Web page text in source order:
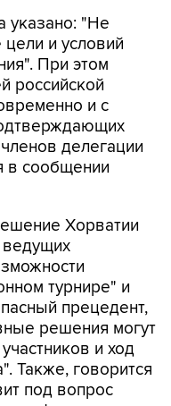
При этом
российской
и с
делегации
в сообщении
Хорватии
турнире" и
прецедент,
решения могут
и ход
Также, говорится
под вопрос
всех